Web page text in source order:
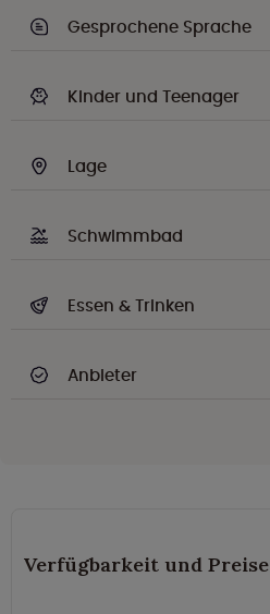
Gesprochene Sprache
Kinder und Teenager
Lage
Schwimmbad
Essen & Trinken
Anbieter
Verfügbarkeit und Preise